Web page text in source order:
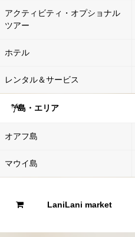
アクティビティ・オプショナル
ツアー
ホテル
レンタル＆サービス
島・エリア
オアフ島
マウイ島
LaniLani market